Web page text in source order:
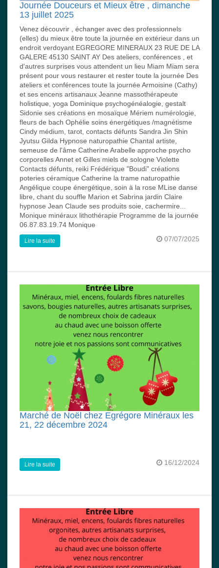
Journée Douceurs et Mieux être , dimanche
13 juillet 2025
Venez découvrir , échanger avec des professionnels
(elles) du mieux être toute la journée en extérieur dans un
endroit verdoyant EGREGORE MINERAUX 23 RUE DE LA
GALERE 45130 SAINT AY Des ateliers, conférences , et
d'autres surprises vous attendent un lieu Miam Miam sera
présent pour vous restaurer et rester toute la journée Des
ateliers et conférences toute la journée Armoisine (Cathy)
et ses encens artisanaux Jeanne massothérapeute
holistique, yoga Dominique psychogénéalogie, gestalt
Sidonie ses créations en mosaïque Mériem numérologie,
fleurs de bach Ophélie soins énergétiques /magnétisme
Cindy médium, tarot, contacts défunts Sandra Jin Shin
Jyutsu Gilda Hypnose naturopathie Chantal artiste,
semeuse de l'âme Catherine Arabelle approche psycho
corporelles Annet et Gilles miels de sologne Violette
Contacts défunts, reiki Frédérique "Boudi" créations
poteries céramique Catherine la trame naturopathie
Angélique coupe énergétique, soin à la rose MLise danse
libre, chant du souffle Marion et Sabrina jardin Claire
hypnose Jean Claude ses produits soie, cachermire...
Monique minéraux lithothérapie Programme de la journée
06.87.83.19.74 Monique
07/07/2025
Lire la suite
Marché de Noël chez Egrégore Minéraux les
21, 22 décembre 2024
16/12/2024
Lire la suite